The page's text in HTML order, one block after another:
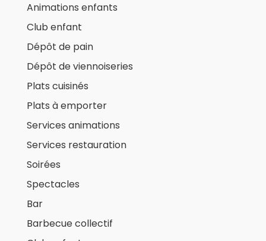
Animations enfants
Club enfant
Dépôt de pain
Dépôt de viennoiseries
Plats cuisinés
Plats à emporter
Services animations
Services restauration
Soirées
Spectacles
Bar
Barbecue collectif